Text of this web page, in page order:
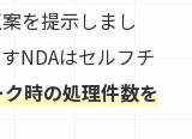
を提示しまし
NDAはセルフチ
時の処理件数を